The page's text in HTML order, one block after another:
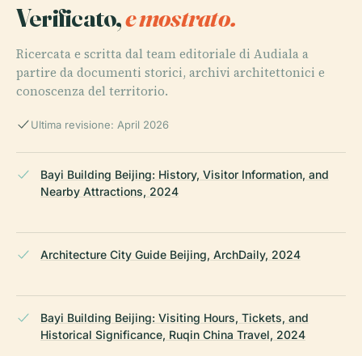
Verificato,e mostrato.
Ricercata e scritta dal team editoriale di Audiala a
partire da documenti storici, archivi architettonici e
conoscenza del territorio.
Ultima revisione: April 2026
Bayi Building Beijing: History, Visitor Information, and
Nearby Attractions, 2024
Architecture City Guide Beijing, ArchDaily, 2024
Bayi Building Beijing: Visiting Hours, Tickets, and
Historical Significance, Ruqin China Travel, 2024